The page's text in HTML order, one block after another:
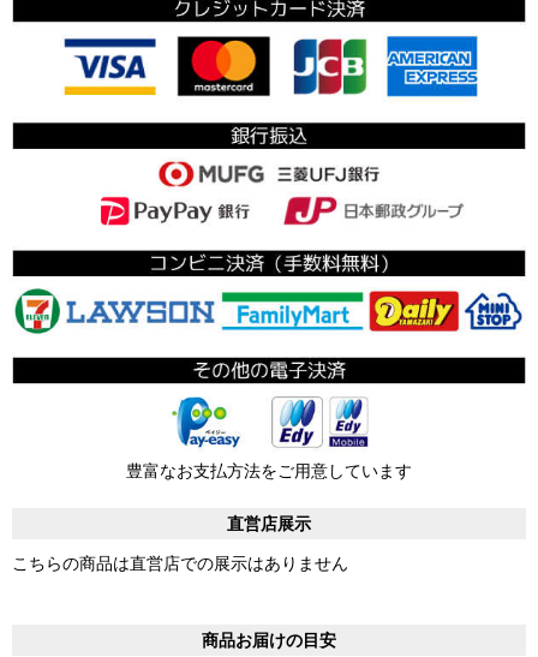
豊富なお支払方法をご用意しています
直営店展示
こちらの商品は直営店での展示はありません
商品お届けの目安